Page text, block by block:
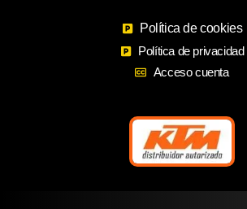
o
o
k
g
r
a
m
a
r
k
e
a
Política de cookies
Política de privacidad
Acceso cuenta